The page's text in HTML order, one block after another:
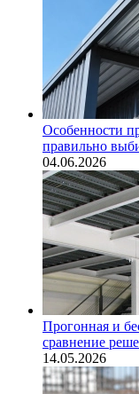
Особенности
правильно
04.06.2026
Прогонная и
сравнение
14.05.2026